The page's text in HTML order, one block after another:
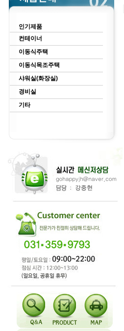
인기제품
컨테이너
이동식주택
이동식목조주택
샤워실(화장실)
경비실
기타